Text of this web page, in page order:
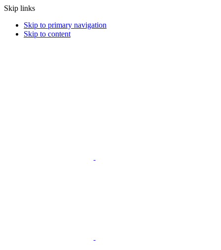
Skip links
Skip to primary navigation
Skip to content